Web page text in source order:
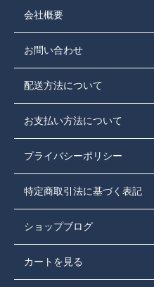
会社概要
お問い合わせ
配送方法について
お支払い方法について
プライバシーポリシー
特定商取引法に基づく表記
ショップブログ
カートを見る